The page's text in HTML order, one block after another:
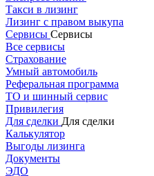
Такси в лизинг
Лизинг с правом выкупа
Сервисы Сервисы
Все сервисы
Страхование
Умный автомобиль
Реферальная программа
ТО и шинный сервис
Привилегия
Для сделки Для сделки
Калькулятор
Выгоды лизинга
Документы
ЭДО